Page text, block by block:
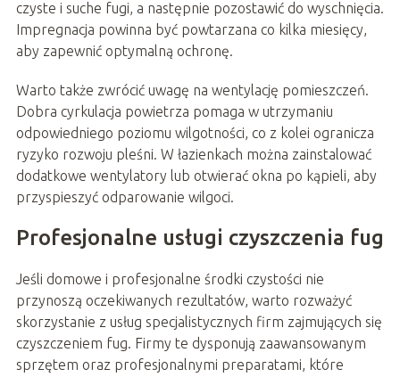
czyste i suche fugi, a następnie pozostawić do wyschnięcia.
Impregnacja powinna być powtarzana co kilka miesięcy,
aby zapewnić optymalną ochronę.
Warto także zwrócić uwagę na wentylację pomieszczeń.
Dobra cyrkulacja powietrza pomaga w utrzymaniu
odpowiedniego poziomu wilgotności, co z kolei ogranicza
ryzyko rozwoju pleśni. W łazienkach można zainstalować
dodatkowe wentylatory lub otwierać okna po kąpieli, aby
przyspieszyć odparowanie wilgoci.
Profesjonalne usługi czyszczenia fug
Jeśli domowe i profesjonalne środki czystości nie
przynoszą oczekiwanych rezultatów, warto rozważyć
skorzystanie z usług specjalistycznych firm zajmujących się
czyszczeniem fug. Firmy te dysponują zaawansowanym
sprzętem oraz profesjonalnymi preparatami, które